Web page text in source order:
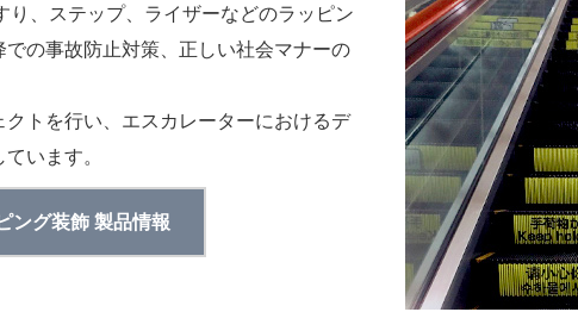
り、ステップ、ライザーなどのラッピン
の事故防止対策、正しい社会マナーの
トを行い、エスカレーターにおけるデ
います。
ング装飾 製品情報